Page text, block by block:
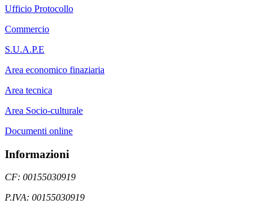
Ufficio Protocollo
Commercio
S.U.A.P.E
Area economico finaziaria
Area tecnica
Area Socio-culturale
Documenti online
Informazioni
CF: 00155030919
P.IVA: 00155030919